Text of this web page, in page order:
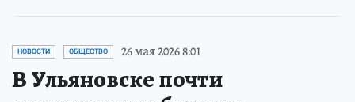
НОВОСТИ ОБЩЕСТВО 26 мая 2026 8:01
В Ульяновске почти